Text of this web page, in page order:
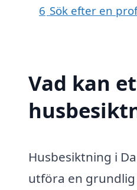
6 Sök efter en
Vad kan
Husbesiktning i
utföra en